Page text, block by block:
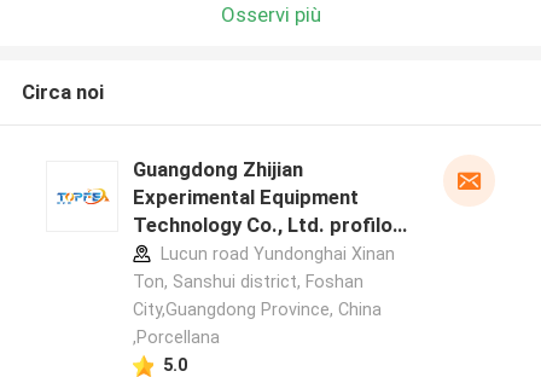
Osservi più
Circa noi
Guangdong Zhijian
Experimental Equipment
Technology Co., Ltd. profilo
del produttore
Lucun road Yundonghai Xinan
Ton, Sanshui district, Foshan
City,Guangdong Province, China
,Porcellana
5.0